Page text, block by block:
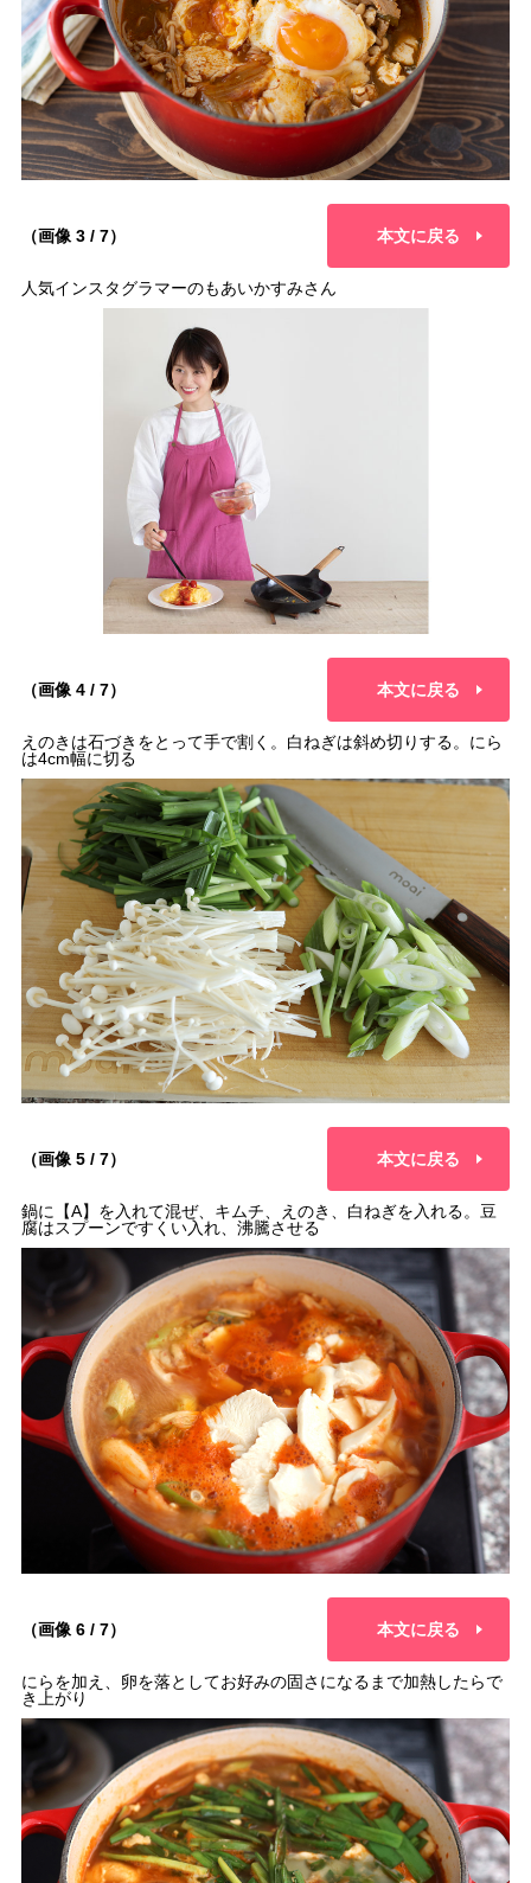
（画像 3 / 7） 本文に戻る
人気インスタグラマーのもあいかすみさん
（画像 4 / 7） 本文に戻る
えのきは石づきをとって手で割く。白ねぎは斜め切りする。にら
は4cm幅に切る
（画像 5 / 7） 本文に戻る
鍋に【A】を入れて混ぜ、キムチ、えのき、白ねぎを入れる。豆
腐はスプーンですくい入れ、沸騰させる
（画像 6 / 7） 本文に戻る
にらを加え、卵を落としてお好みの固さになるまで加熱したらで
き上がり